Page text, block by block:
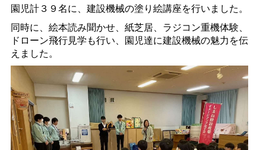
園児計３９名に、建設機械の塗り絵講座を行いました。
同時に、絵本読み聞かせ、紙芝居、ラジコン重機体験、
ドローン飛行見学も行い、園児達に建設機械の魅力を伝
えました。